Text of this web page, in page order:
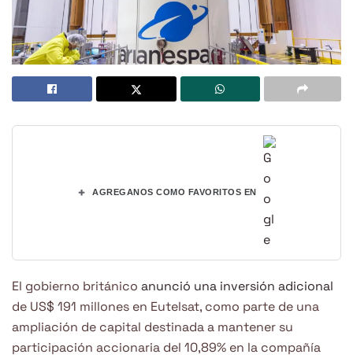
+ AGREGANOS COMO FAVORITOS EN
El gobierno británico anunció una inversión adicional
de US$ 191 millones en Eutelsat, como parte de una
ampliación de capital destinada a mantener su
participación accionaria del 10,89% en la compañía